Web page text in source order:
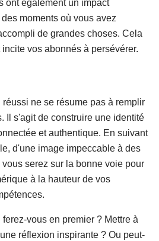
ont également un impact
moments où vous avez
de grandes choses. Cela
vos abonnés à persévérer.
ne se résume pas à remplir
Il s'agit de construire une identité
et authentique. En suivant
d'une image impeccable à des
serez sur la bonne voie pour
à la hauteur de vos
vous en premier ? Mettre à
réflexion inspirante ? Ou peut-